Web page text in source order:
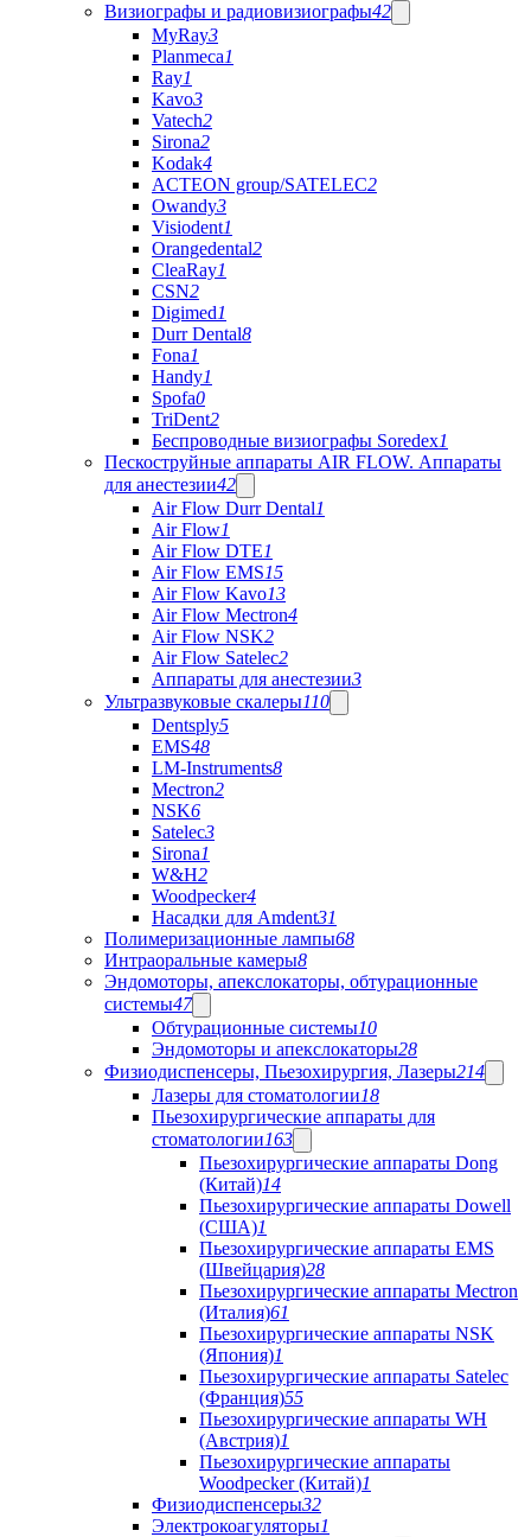
Визиографы и радиовизиографы42
MyRay3
Planmeca1
Ray1
Kavo3
Vatech2
Sirona2
Kodak4
ACTEON group/SATELEC2
Owandy3
Visiodent1
Orangedental2
CleaRay1
CSN2
Digimed1
Durr Dental8
Fona1
Handy1
Spofa0
TriDent2
Беспроводные визиографы Soredex1
Пескоструйные аппараты AIR FLOW. Аппараты
для анестезии42
Air Flow Durr Dental1
Air Flow1
Air Flow DTE1
Air Flow EMS15
Air Flow Kavo13
Air Flow Mectron4
Air Flow NSK2
Air Flow Satelec2
Аппараты для анестезии3
Ультразвуковые скалеры110
Dentsply5
EMS48
LM-Instruments8
Mectron2
NSK6
Satelec3
Sirona1
W&H2
Woodpecker4
Насадки для Amdent31
Полимеризационные лампы68
Интраоральные камеры8
Эндомоторы, апекслокаторы, обтурационные
системы47
Обтурационные системы10
Эндомоторы и апекслокаторы28
Физиодиспенсеры, Пьезохирургия, Лазеры214
Лазеры для стоматологии18
Пьезохирургические аппараты для
стоматологии163
Пьезохирургические аппараты Dong
(Китай)14
Пьезохирургические аппараты Dowell
(США)1
Пьезохирургические аппараты EMS
(Швейцария)28
Пьезохирургические аппараты Mectron
(Италия)61
Пьезохирургические аппараты NSK
(Япония)1
Пьезохирургические аппараты Satelec
(Франция)55
Пьезохирургические аппараты WH
(Австрия)1
Пьезохирургические аппараты
Woodpecker (Китай)1
Физиодиспенсеры32
Электрокоагуляторы1